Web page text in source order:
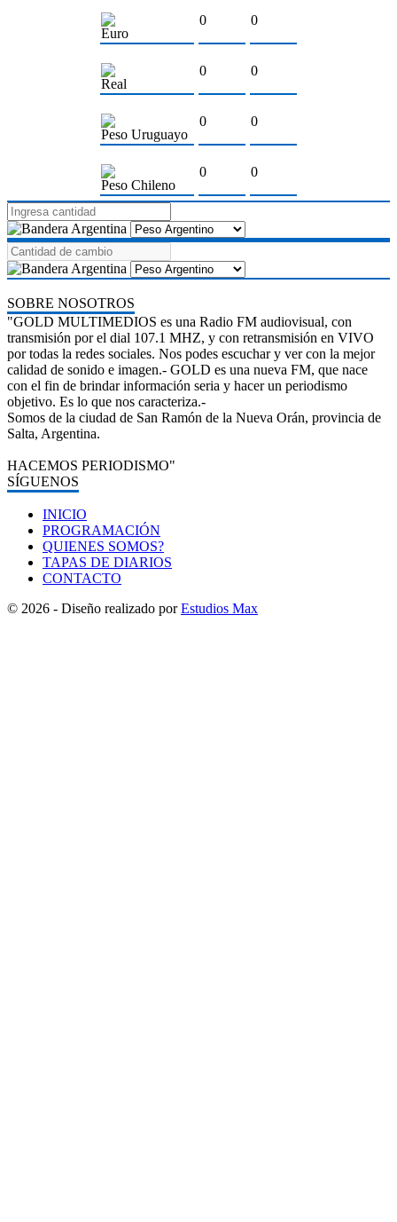
Euro
0 0
Real
0 0
Peso Uruguayo
0 0
Peso Chileno
0 0
SOBRE NOSOTROS
"GOLD MULTIMEDIOS es una Radio FM audiovisual, con
transmisión por el dial 107.1 MHZ, y con retransmisión en VIVO
por todas la redes sociales. Nos podes escuchar y ver con la mejor
calidad de sonido e imagen.- GOLD es una nueva FM, que nace
con el fin de brindar información seria y hacer un periodismo
objetivo. Es lo que nos caracteriza.-
Somos de la ciudad de San Ramón de la Nueva Orán, provincia de
Salta, Argentina.
HACEMOS PERIODISMO"
SÍGUENOS
INICIO
PROGRAMACIÓN
QUIENES SOMOS?
TAPAS DE DIARIOS
CONTACTO
© 2026 - Diseño realizado porEstudios Max